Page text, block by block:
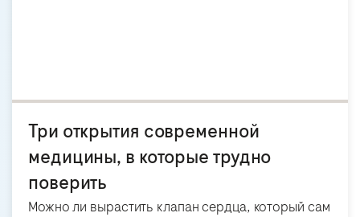
Три открытия современной
медицины, в которые трудно
поверить
Можно ли вырастить клапан сердца, который сам